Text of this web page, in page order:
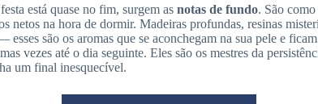
está quase no fim, surgem as notas de fundo. São
netos na hora de dormir. Madeiras profundas, resinas
são os aromas que se aconchegam na sua pele e
vezes até o dia seguinte. Eles são os mestres da
um final inesquecível.